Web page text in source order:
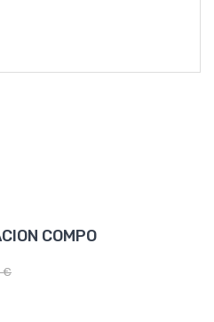
COMPO
€